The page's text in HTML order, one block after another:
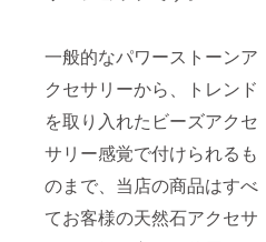
一般的なパワーストーンア
クセサリーから、トレンド
を取り入れたビーズアクセ
サリー感覚で付けられるも
のまで、当店の商品はすべ
てお客様の天然石アクセサ